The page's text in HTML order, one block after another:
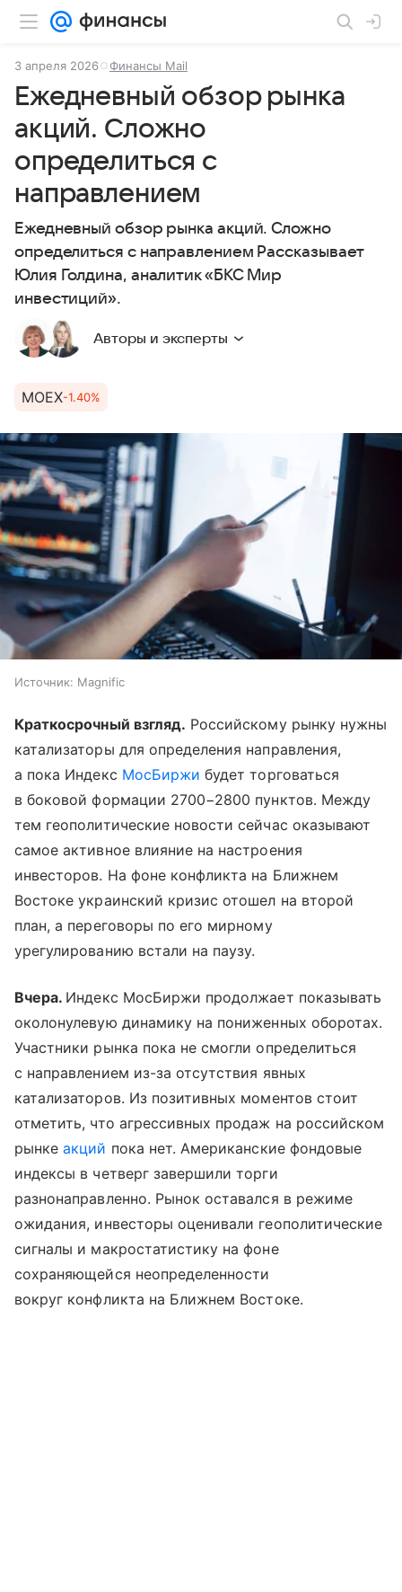
3 апреля 2026 Финансы Mail
Ежедневный обзор рынка
акций. Сложно
определиться с
направлением
Ежедневный обзор рынка акций. Сложно
определиться с направлением Рассказывает
Юлия Голдина, аналитик «БКС Мир
инвестиций».
Авторы и эксперты
MOEX-1.40%
Источник: Magnific
Краткосрочный взгляд. Российскому рынку нужны
катализаторы для определения направления,
а пока Индекс МосБиржи будет торговаться
в боковой формации 2700−2800 пунктов. Между
тем геополитические новости сейчас оказывают
самое активное влияние на настроения
инвесторов. На фоне конфликта на Ближнем
Востоке украинский кризис отошел на второй
план, а переговоры по его мирному
урегулированию встали на паузу.
Вчера. Индекс МосБиржи продолжает показывать
околонулевую динамику на пониженных оборотах.
Участники рынка пока не смогли определиться
с направлением из-за отсутствия явных
катализаторов. Из позитивных моментов стоит
отметить, что агрессивных продаж на российском
рынкеакций пока нет. Американские фондовые
индексы в четверг завершили торги
разнонаправленно. Рынок оставался в режиме
ожидания, инвесторы оценивали геополитические
сигналы и макростатистику на фоне
сохраняющейся неопределенности
вокруг конфликта на Ближнем Востоке.